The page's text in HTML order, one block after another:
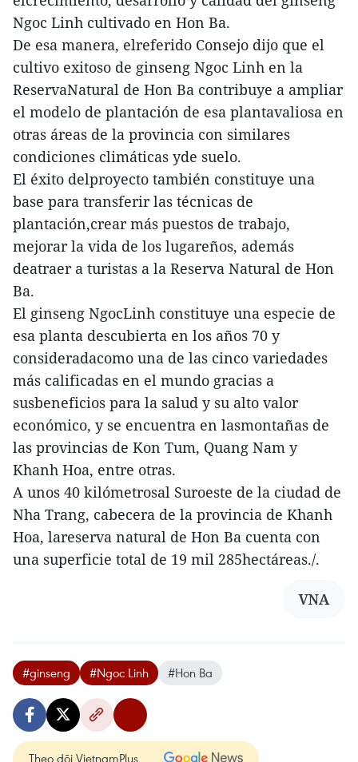
Ngoc Linh cultivado en Hon Ba.
De esa manera, elreferido Consejo dijo que el
cultivo exitoso de ginseng Ngoc Linh en la
ReservaNatural de Hon Ba contribuye a ampliar
el modelo de plantación de esa plantavaliosa en
otras áreas de la provincia con similares
condiciones climáticas yde suelo.
El éxito delproyecto también constituye una
base para transferir las técnicas de
plantación,crear más puestos de trabajo,
mejorar la vida de los lugareños, además
deatraer a turistas a la Reserva Natural de Hon
Ba.
El ginseng NgocLinh constituye una especie de
esa planta descubierta en los años 70 y
consideradacomo una de las cinco variedades
más calificadas en el mundo gracias a
susbeneficios para la salud y su alto valor
económico, y se encuentra en lasmontañas de
las provincias de Kon Tum, Quang Nam y
Khanh Hoa, entre otras.
A unos 40 kilómetrosal Suroeste de la ciudad de
Nha Trang, cabecera de la provincia de Khanh
Hoa, lareserva natural de Hon Ba cuenta con
una superficie total de 19 mil 285hectáreas./.
VNA
#ginseng #Ngoc Linh #Hon Ba
Theo dõi VietnamPlus